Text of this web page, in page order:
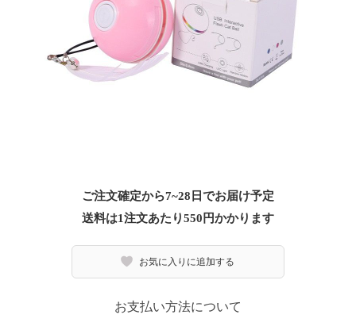
ご注文確定から7~28日でお届け予定
送料は1注文あたり550 円かかります
お気に入りに追加する
お支払い方法について